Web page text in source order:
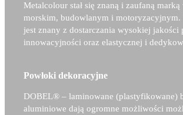
Metalcolour stał się znaną i zaufaną marką
morskim, budowlanym i motoryzacyjnym.
jest znany z dostarczania wysokiej jakości
innowacyjności oraz elastycznej i
Powłoki dekoracyjne
DOBEL®– laminowane (plastyfikowane)
aluminiowe dają ogromne możliwości